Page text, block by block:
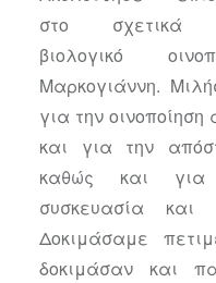
στο σχετικά
βιολογικό
Μαρκογιάννη.
για την
και για την
καθώς και για
συσκευασία και
Δοκιμάσαμε
δοκιμάσαν και